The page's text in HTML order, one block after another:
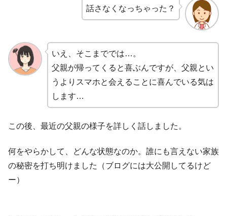
話さなくなっちゃった？
いえ、そこまででは…。
父親が帰ってくると喜ぶんですが、父親とい
うよりスマホと会えることに喜んでいる気は
します…
この後、最近の父親の様子を詳しく話しました。
何をやらかして、どんな状態なのか。誰にも言えない家族
の秘密を打ち明けました（ブログには大公開してるけど
ー）